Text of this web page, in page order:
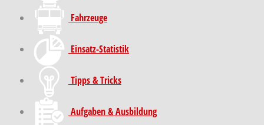
Fahrzeuge
Einsatz-Statistik
Tipps & Tricks
Aufgaben & Ausbildung